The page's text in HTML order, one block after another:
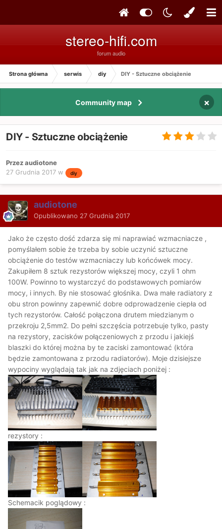
stereo-hifi.com
forum audio
Strona główna serwis diy DIY - Sztuczne obciążenie
Community map ×
DIY - Sztuczne obciążenie
Przez audiotone
27 Grudnia 2017 w diy
audiotone
Opublikowano 27 Grudnia 2017
Jako że często dość zdarza się mi naprawiać wzmacniacze ,
pomyślałem sobie że trzeba by sobie uczynić sztuczne
obciążenie do testów wzmacniaczy lub końcówek mocy.
Zakupiłem 8 sztuk rezystorów większej mocy, czyli 1 ohm
100W. Powinno to wystarczyć do podstawowych pomiarów
mocy, i innych. By nie stosować głośnika. Dwa małe radiatory z
obu stron powinny zapewnić dobre odprowadzenie ciepła od
tych rezystorów. Całość połączona drutem miedzianym o
przekroju 2,5mm2. Do pełni szczęścia potrzebuje tylko, pasty
na rezystory, zacisków połączeniowych z przodu i jakiejś
blaszki do której można by te zaciski zamontować (która
będzie zamontowana z przodu radiatorów). Moje dzisiejsze
wypociny wyglądają tak jak na zdjęciach poniżej :
rezystory :
Schemacik poglądowy :